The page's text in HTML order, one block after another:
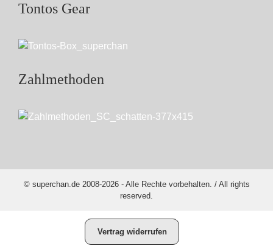
Tontos Gear
Zahlmethoden
© superchan.de 2008-2026 - Alle Rechte vorbehalten. / All rights
reserved.
Vertrag widerrufen